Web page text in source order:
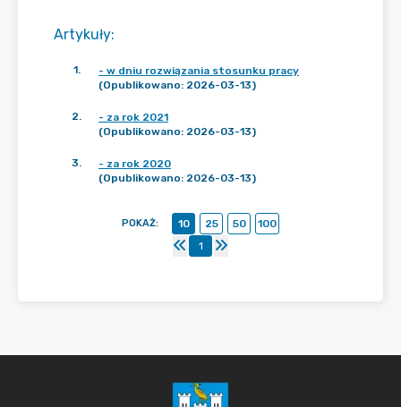
Artykuły:
1.
- w dniu rozwiązania stosunku pracy
(Opublikowano: 2026-03-13)
2.
- za rok 2021
(Opublikowano: 2026-03-13)
3.
- za rok 2020
(Opublikowano: 2026-03-13)
POKAŻ: 10 25 50
100
1